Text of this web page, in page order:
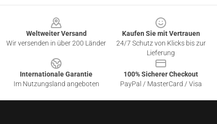
Weltweiter Versand
Wir versenden in über 200 Länder
Kaufen Sie mit Vertrauen
24/7 Schutz von Klicks bis zur
Lieferung
Internationale Garantie
Im Nutzungsland angeboten
100% Sicherer Checkout
PayPal / MasterCard / Visa